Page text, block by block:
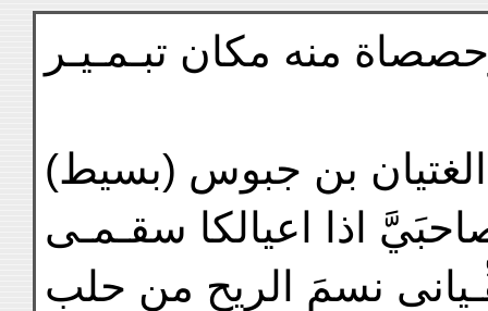
منه مكان تبـمـيـر
الغتيان بن جبوس (بسيط)
اذا اعيالكا سقـمـى
نسمَ الريح من حلب